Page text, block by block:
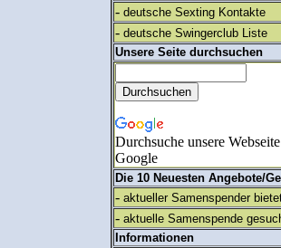
- deutsche Sexting Kontakte
- deutsche Swingerclub Liste
Unsere Seite durchsuchen
Durchsuche unsere
Google
Die 10 Neuesten Angebote/
- aktueller Samenspender
- aktuelle Samenspende
Informationen